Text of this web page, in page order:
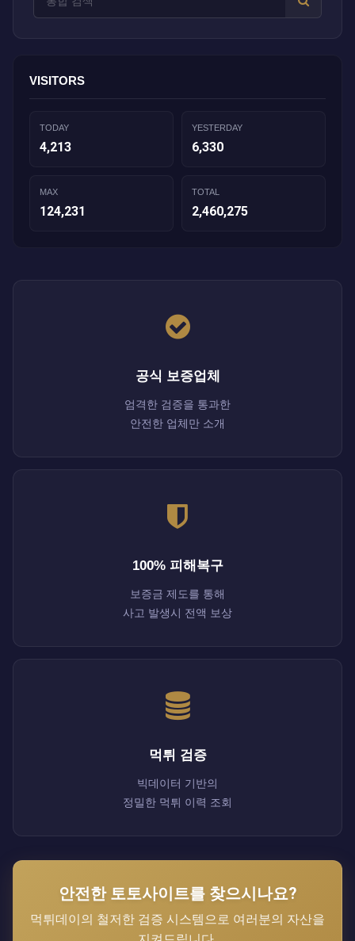
VISITORS
TODAY
4,213
YESTERDAY
6,330
MAX
124,231
TOTAL
2,460,275
공식 보증업체
엄격한 검증을 통과한
안전한 업체만 소개
100% 피해복구
보증금 제도를 통해
사고 발생시 전액 보상
먹튀 검증
빅데이터 기반의
정밀한 먹튀 이력 조회
안전한 토토사이트를 찾으시나요?
먹튀데이의 철저한 검증 시스템으로 여러분의 자산을